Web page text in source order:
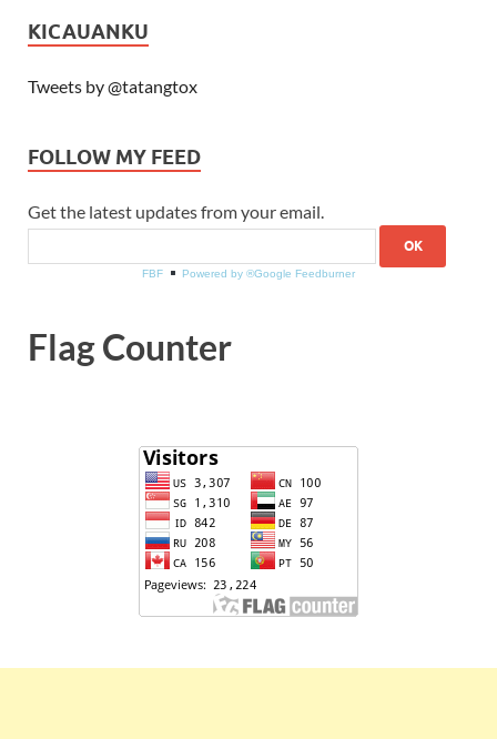
KICAUANKU
Tweets by @tatangtox
FOLLOW MY FEED
Get the latest updates from your email.
FBF Powered by ®Google Feedburner
Flag Counter